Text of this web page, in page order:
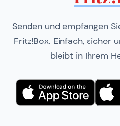
Senden und empfangen
Fritz!Box. Einfach, sicher
bleibt in Ihrem